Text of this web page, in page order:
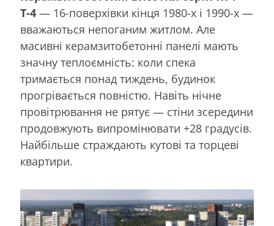
Т-4 — 16-поверхівки кінця 1980-х і 1990-х —
вважаються непоганим житлом. Але
масивні керамзитобетонні панелі мають
значну теплоємність: коли спека
тримається понад тиждень, будинок
прогрівається повністю. Навіть нічне
провітрювання не рятує — стіни зсередини
продовжують випромінювати +28 градусів.
Найбільше страждають кутові та торцеві
квартири.